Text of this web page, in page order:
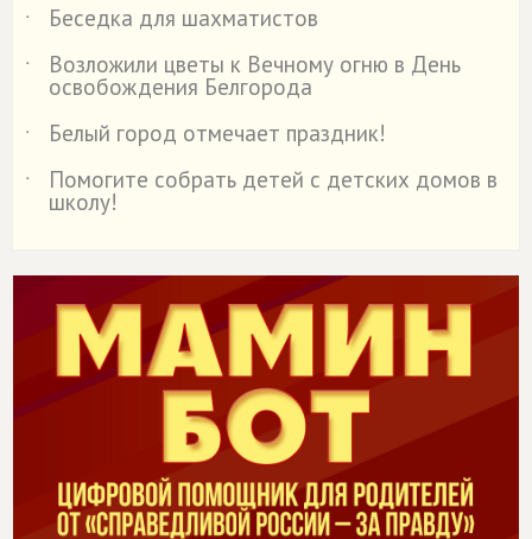
˙
Беседка для шахматистов
˙
Возложили цветы к Вечному огню в День
освобождения Белгорода
˙
Белый город отмечает праздник!
˙
Помогите собрать детей с детских домов в
школу!